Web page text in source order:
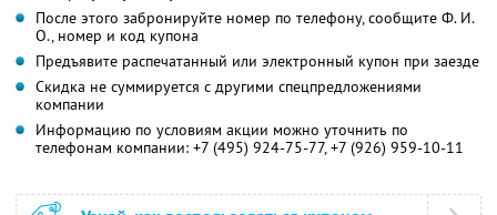
После этого забронируйте номер по телефону, сообщите Ф. И.
О., номер и код купона
Предъявите распечатанный или электронный купон при заезде
Скидка не суммируется с другими спецпредложениями
компании
Информацию по условиям акции можно уточнить по
телефонам компании: +7 (495) 924-75-77, +7 (926) 959-10-11